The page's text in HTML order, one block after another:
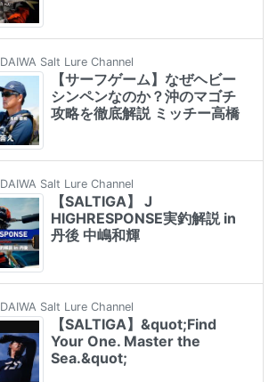
DAIWA Salt Lure Channel
【サーフゲーム】なぜヘビー
シンペンなのか？沖のマゴチ
攻略を徹底解説 ミッチー高橋
DAIWA Salt Lure Channel
【SALTIGA】 J
HIGHRESPONSE実釣解説 in
丹後 中嶋和輝
DAIWA Salt Lure Channel
【SALTIGA】​&quot;Find
Your One. Master the
Sea.&quot;